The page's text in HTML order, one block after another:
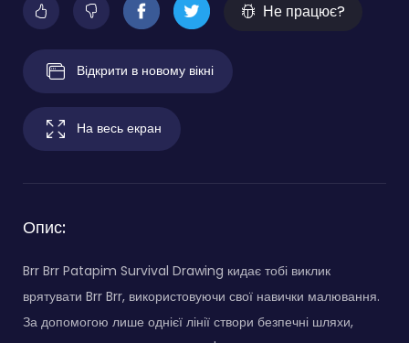
Не працює?
Відкрити в новому вікні
На весь екран
Опис:
Brr Brr Patapim Survival Drawing кидає тобі виклик
врятувати Brr Brr, використовуючи свої навички малювання.
За допомогою лише однієї лінії створи безпечні шляхи,